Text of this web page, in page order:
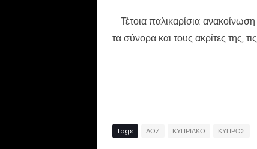
Τέτοια παλικαρίσια
τα σύνορα και τους ακρίτες της,
Tags ΑΟΖ ΚΥΠΡΙΑΚΟ ΚΥΠΡΟΣ